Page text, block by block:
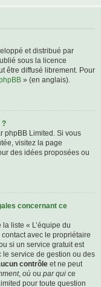
et distribué par
sous la licence
être diffusé librement. Pour
» (en anglais).
?
phpBB Limited. Si vous
visitez la page
des idées proposées ou
concernant ce
liste « L’équipe du
avec le propriétaire
si un service gratuit est
le service de gestion ou des
contrôle et ne peut
, où ou par qui ce
pour toute question